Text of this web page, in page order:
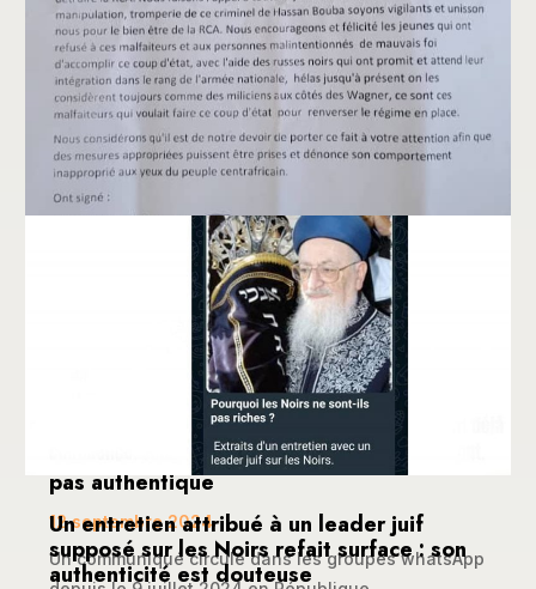
Faux, le document prétendument signé
par les leaders jeunes islamiques n’est
pas authentique
12 septembre 2024
Un communiqué circule dans les groupes whatsApp
Un entretien attribué à un leader juif
supposé sur les Noirs refait surface : son
authenticité est douteuse